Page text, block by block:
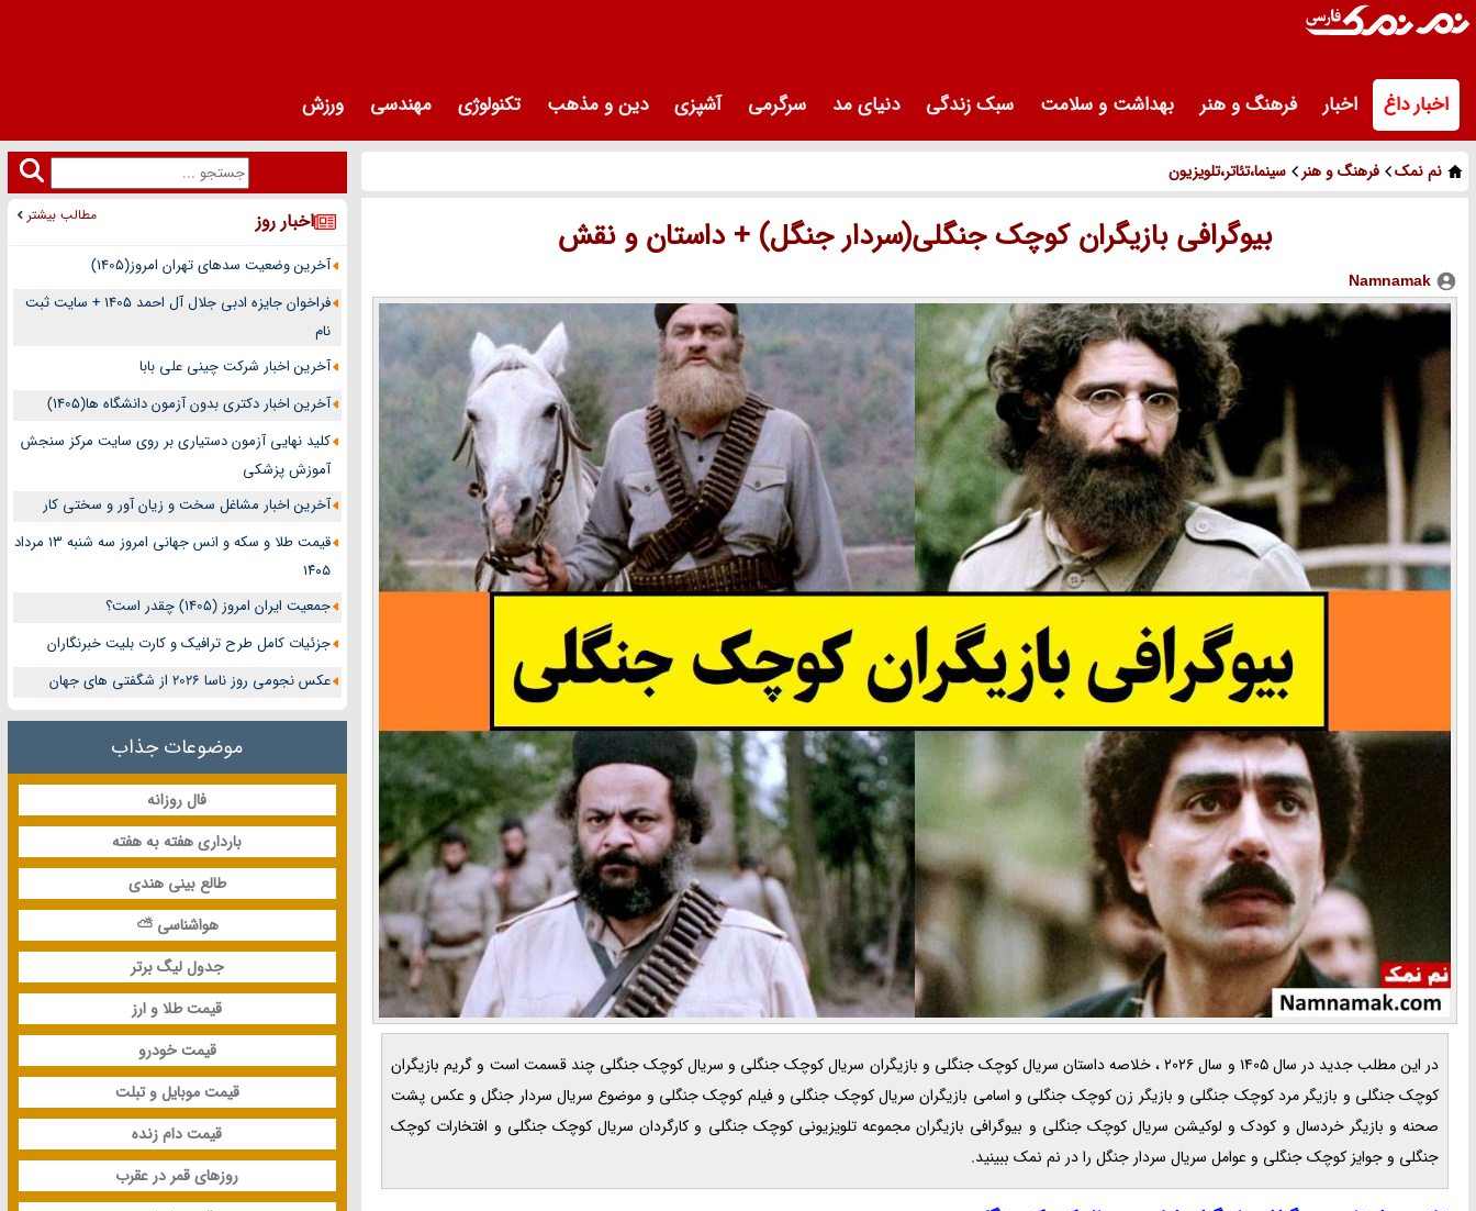
اخبار داغ اخبار فرهنگ و هنر بهداشت و سلامت سبک زندگی دنیای مد سرگرمی آشپزی دین و مذهب تکنولوژی مهندسی ورزش
نم نمک فرهنگ و هنر سینما،تئاتر،تلویزیون
بیوگرافی بازیگران کوچک جنگلی(سردار جنگل) + داستان و نقش
Namnamak
در این مطلب جدید در سال 1405 و سال 2026 ، خلاصه داستان سریال کوچک جنگلی و بازیگران سریال کوچک جنگلی و سریال کوچک جنگلی چند قسمت است و گریم بازیگران
کوچک جنگلی و بازیگر مرد کوچک جنگلی و بازیگر زن کوچک جنگلی و اسامی بازیگران سریال کوچک جنگلی و فیلم کوچک جنگلی و موضوع سریال سردار جنگل و عکس پشت
صحنه و بازیگر خردسال و کودک و لوکیشن سریال کوچک جنگلی و بیوگرافی بازیگران مجموعه تلویزیونی کوچک جنگلی و کارگردان سریال کوچک جنگلی و افتخارات کوچک
جنگلی و جوایز کوچک جنگلی و عوامل سریال سردار جنگل را در نم نمک ببینید.
اخبار روز مطالب بیشتر
آخرین وضعیت سدهای تهران امروز(1405)
فراخوان جایزه ادبی جلال آل احمد 1405 + سایت ثبت
نام
آخرین اخبار شرکت چینی علی بابا
آخرین اخبار دکتری بدون آزمون دانشگاه ها(1405)
کلید نهایی آزمون دستیاری بر روی سایت مرکز سنجش
آموزش پزشکی
آخرین اخبار مشاغل سخت و زیان آور و سختی کار
قیمت طلا و سکه و انس جهانی امروز سه شنبه ۱۳ مرداد
۱۴۰۵
جمعیت ایران امروز (1405) چقدر است؟
جزئیات کامل طرح ترافیک و کارت بلیت خبرنگاران
عکس نجومی روز ناسا 2026 از شگفتی های جهان
موضوعات جذاب
فال روزانه
بارداری هفته به هفته
طالع بینی هندی
هواشناسی ⛅
جدول لیگ برتر
قیمت طلا و ارز
قیمت خودرو
قیمت موبایل و تبلت
قیمت دام زنده
روزهای قمر در عقرب